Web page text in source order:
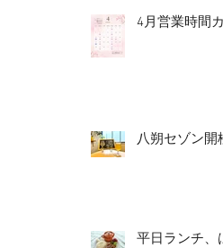
4月営業時間
八朔セゾン開
平日ランチ、